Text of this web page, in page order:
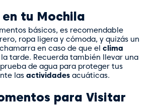
tu Mochila
básicos, es recomendable
ropa ligera y cómoda, y quizás un
en caso de que el clima
tarde. Recuerda también llevar una
de agua para proteger tus
las actividades acuáticas.
para Visitar